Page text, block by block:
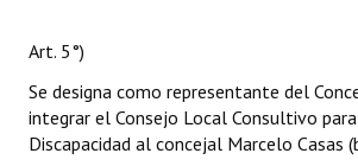
Art. 5°)
Se designa como representante del
integrar el Consejo Local Consultivo
Discapacidad al concejal Marcelo Casas